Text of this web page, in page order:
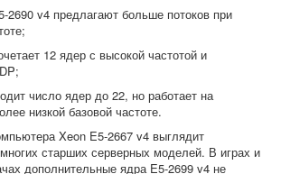
2690 v4 предлагают больше потоков при
12 ядер с высокой частотой и
число ядер до 22, но работает на
низкой базовой частоте.
Xeon E5-2667 v4 выглядит
старших серверных моделей. В играх и
дополнительные ядра E5-2699 v4 не